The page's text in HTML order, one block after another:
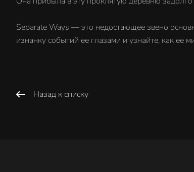
Separate Ways — это недостающее звено
изнанку событий ее глазами и узнайте, как ее
Назад к списку